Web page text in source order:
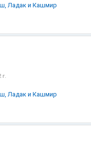
Ладак и Кашмир
Ладак и Кашмир